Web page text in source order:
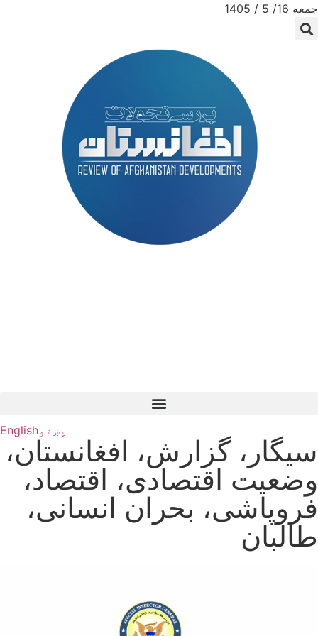
جمعه 16/ 5 / 1405
پښتوEnglish
سیگار، گزارش، افغانستان،
وضعیت اقتصادی، اقتصاد،
فروپاشی، بحران انسانی،
طالبان